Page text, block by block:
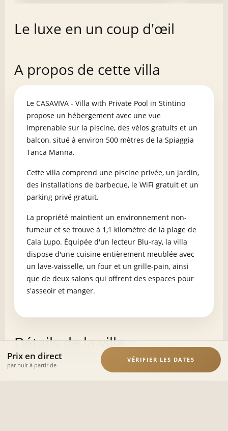
Le luxe en un coup d'œil
A propos de cette villa
Le CASAVIVA - Villa with Private Pool in Stintino
propose un hébergement avec une vue
imprenable sur la piscine, des vélos gratuits et un
balcon, situé à environ 500 mètres de la Spiaggia
Tanca Manna.
Cette villa comprend une piscine privée, un jardin,
des installations de barbecue, le WiFi gratuit et un
parking privé gratuit.
La propriété maintient un environnement non-
fumeur et se trouve à 1,1 kilomètre de la plage de
Cala Lupo. Équipée d'un lecteur Blu-ray, la villa
dispose d'une cuisine entièrement meublée avec
un lave-vaisselle, un four et un grille-pain, ainsi
que de deux salons qui offrent des espaces pour
s'asseoir et manger.
Détails de la villa
Prix en direct
par nuit à partir de
VÉRIFIER LES DATES